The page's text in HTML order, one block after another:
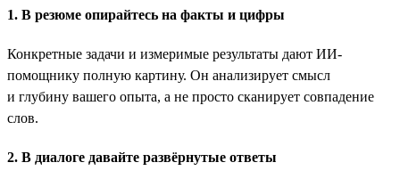
1. В резюме опирайтесь на факты и цифры
Конкретные задачи и измеримые результаты дают ИИ-
помощнику полную картину. Он анализирует смысл
и глубину вашего опыта, а не просто сканирует совпадение
слов.
2. В диалоге давайте развёрнутые ответы